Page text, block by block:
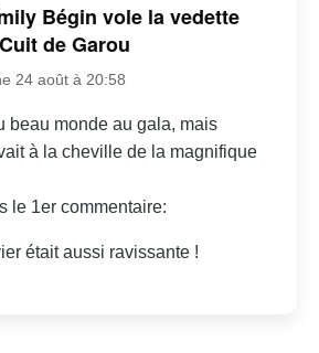
Bégin vole la vedette
de Garou
24 août à 20:58
beau monde au gala, mais
à la cheville de la magnifique
le 1er commentaire:
était aussi ravissante !